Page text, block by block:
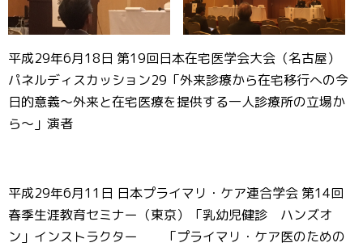
平成29年6月18日 第19回日本在宅医学会大会（名古屋）
パネルディスカッション29「外来診療から在宅移行への今
日的意義～外来と在宅医療を提供する一人診療所の立場か
ら～」演者
平成29年6月11日 日本プライマリ・ケア連合学会 第14回
春季生涯教育セミナー（東京）「乳幼児健診 ハンズオ
ン」インストラクター 「プライマリ・ケア医のための